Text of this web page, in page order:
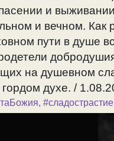
и
и вечном. Как
пути в душе
на душевном
духе. /
, #сладострастие